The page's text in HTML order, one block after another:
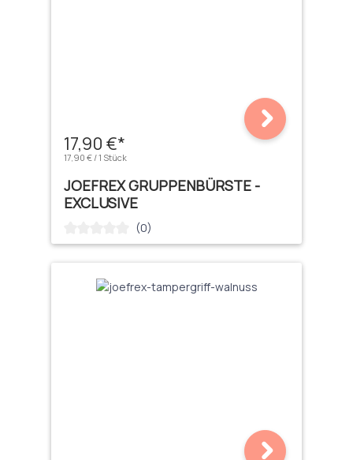
17,90 €*
17,90 € / 1 Stück
JOEFREX GRUPPENBÜRSTE -
EXCLUSIVE
Durchschnittliche Bewertung von 0 von 5 Sternen
(0)